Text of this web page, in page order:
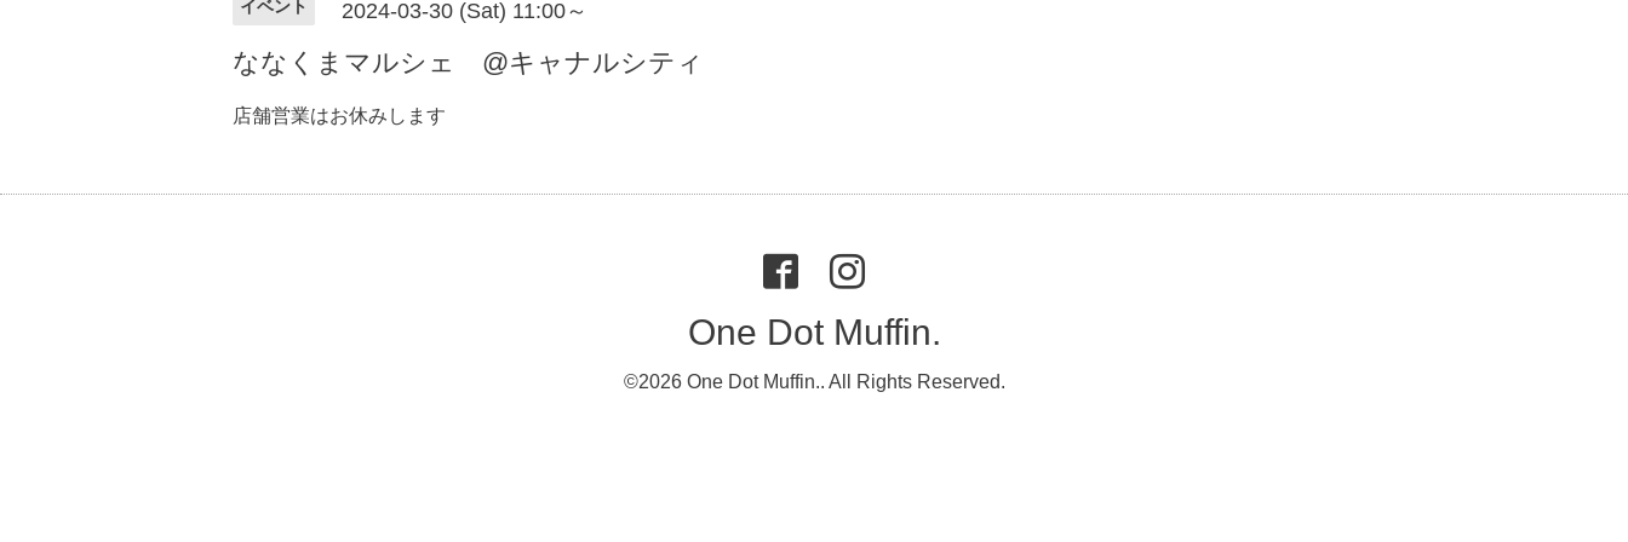
イベント 2024-03-30 (Sat) 11:00～
ななくまマルシェ @キャナルシティ
店舗営業はお休みします
One Dot Muffin.
©2026 One Dot Muffin.. All Rights Reserved.